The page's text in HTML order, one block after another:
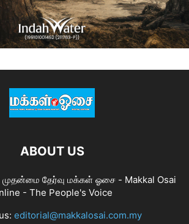
ABOUT US
தேர்வு மக்கள் ஓசை - Makkal Osai
- The People's Voice
editorial@makkalosai.com.my